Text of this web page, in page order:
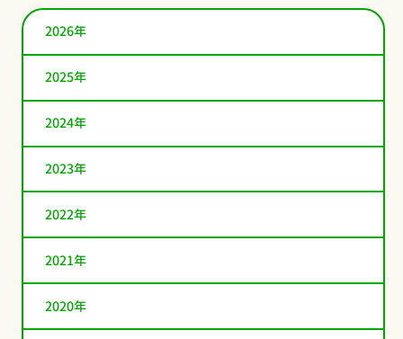
2026年
2025年
2024年
2023年
2022年
2021年
2020年